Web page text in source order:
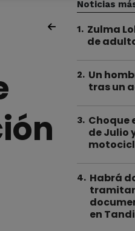
Noticias
1. Zulma
de
2. Un
tras un
3. Choque
de Julio
4. Habrá
tramitar
en